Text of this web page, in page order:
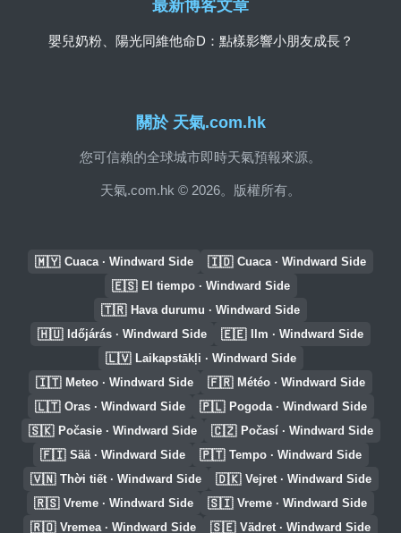
關於 天氣.com.hk
您可信賴的全球城市即時天氣預報來源。
天氣.com.hk © 2026。版權所有。
最新博客文章
嬰兒奶粉、陽光同維他命D：點樣影響小朋友成長？
🇲🇾 Cuaca · Windward Side 🇮🇩 Cuaca · Windward Side
🇪🇸 El tiempo · Windward Side
🇹🇷 Hava durumu · Windward Side
🇭🇺 Időjárás · Windward Side 🇪🇪 Ilm · Windward Side
🇱🇻 Laikapstākļi · Windward Side
🇮🇹 Meteo · Windward Side 🇫🇷 Météo · Windward Side
🇱🇹 Oras · Windward Side 🇵🇱 Pogoda · Windward Side
🇸🇰 Počasie · Windward Side 🇨🇿 Počasí · Windward Side
🇫🇮 Sää · Windward Side 🇵🇹 Tempo · Windward Side
🇻🇳 Thời tiết · Windward Side 🇩🇰 Vejret · Windward Side
🇷🇸 Vreme · Windward Side 🇸🇮 Vreme · Windward Side
🇷🇴 Vremea · Windward Side 🇸🇪 Vädret · Windward Side